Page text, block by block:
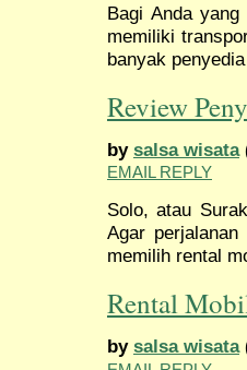
Bagi Anda
memiliki
banyak
Review
by salsa wisata
EMAIL REPLY
Solo, atau
Agar
memilih rental
Rental
by salsa wisata